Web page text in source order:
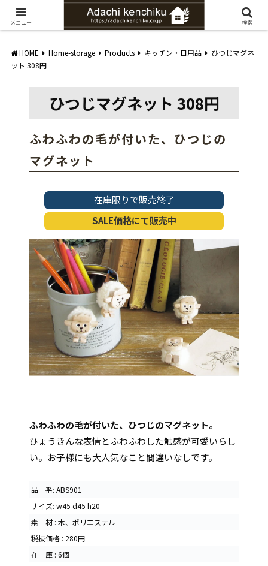
愛知県みよし市の工務店。自然素材を使ったナチュラルな家づくりをご提案
HOME Home-storage Products キッチン・日用品
ひつじマグネ
ット 308円
ひつじマグネット 308円
ふわふわの毛が付いた、ひつじの
マグネット
在庫限りで販売終了
SALE価格にて販売中
ふわふわの毛が付いた、ひつじのマグネット。
ひょうきんな表情とふわふわした触感が可愛いらし
い。お子様にも大人気なこと間違いなしです。
品 番: ABS901
サイズ: w45 d45 h20
素 材 : 木、ポリエステル
税抜価格 : 280円
在 庫 : 6個
メニュー 検索